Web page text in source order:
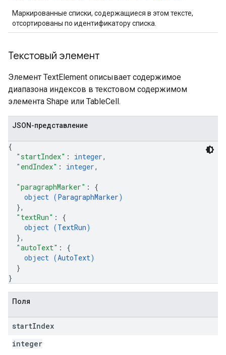
Маркированные списки, содержащиеся в этом тексте,
отсортированы по идентификатору списка.
Текстовый элемент
Элемент TextElement описывает содержимое
диапазона индексов в текстовом содержимом
элемента Shape или TableCell.
JSON-представление
{
"startIndex" : integer,
"endIndex" : integer,
"paragraphMarker" : {
object (ParagraphMarker)
},
"textRun" : {
object (TextRun)
},
"autoText" : {
object (AutoText)
}
}
Поля
startIndex
integer